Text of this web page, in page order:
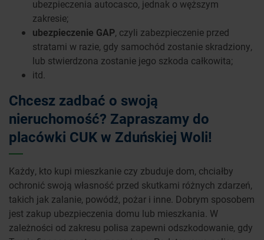
ubezpieczenia autocasco, jednak o węższym
zakresie;
ubezpieczenie GAP, czyli zabezpieczenie przed
stratami w razie, gdy samochód zostanie skradziony,
lub stwierdzona zostanie jego szkoda całkowita;
itd.
Chcesz zadbać o swoją
nieruchomość? Zapraszamy do
placówki CUK w Zduńskiej Woli!
Każdy, kto kupi mieszkanie czy zbuduje dom, chciałby
ochronić swoją własność przed skutkami różnych zdarzeń,
takich jak zalanie, powódź, pożar i inne. Dobrym sposobem
jest zakup ubezpieczenia domu lub mieszkania. W
zależności od zakresu polisa zapewni odszkodowanie, gdy